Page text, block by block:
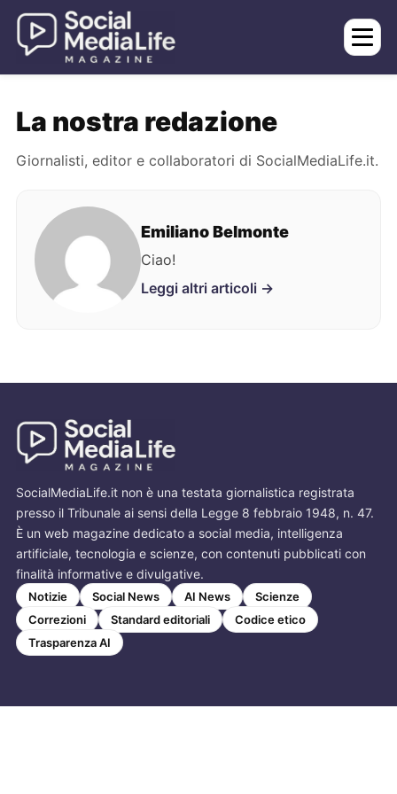
La nostra redazione
Giornalisti, editor e collaboratori di SocialMediaLife.it.
Emiliano Belmonte
Ciao!
Leggi altri articoli →
SocialMediaLife.it non è una testata giornalistica registrata
presso il Tribunale ai sensi della Legge 8 febbraio 1948, n. 47.
È un web magazine dedicato a social media, intelligenza
artificiale, tecnologia e scienze, con contenuti pubblicati con
finalità informative e divulgative.
Notizie Social News AI News
Scienze
Correzioni
Standard editoriali
Codice etico
Trasparenza AI